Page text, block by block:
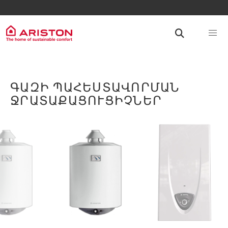
ԳԱԶԻ ՊԱՀԵՍՏԱՎՈՐՄԱՆ
ՋՐԱՏԱՔԱՑՈՒՑԻՉՆԵՐ